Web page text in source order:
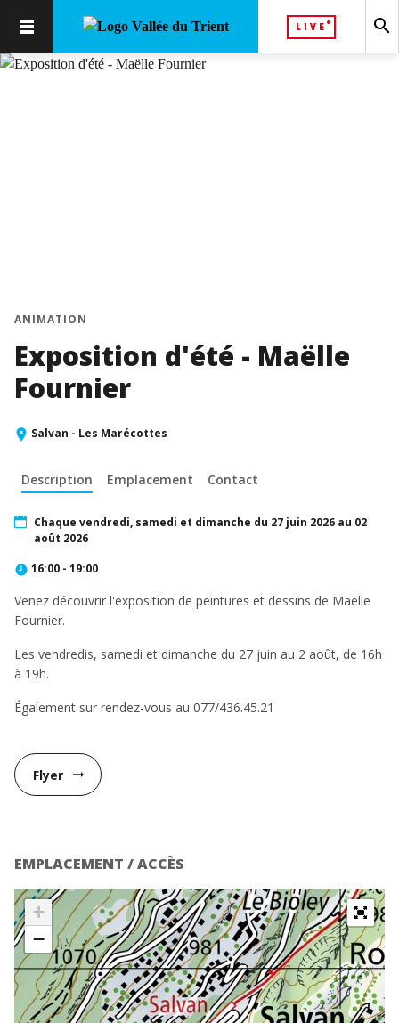
LIVE search
ANIMATION
Exposition d'été - Maëlle
Fournier
Salvan - Les Marécottes
Description Emplacement Contact
Chaque vendredi, samedi et dimanche du 27 juin 2026 au 02
août 2026
16:00 - 19:00
Venez découvrir l'exposition de peintures et dessins de Maëlle
Fournier.
Les vendredis, samedi et dimanche du 27 juin au 2 août, de 16h
à 19h.
Également sur rendez-vous au 077/436.45.21
Flyer arrow_right_alt
EMPLACEMENT / ACCÈS
+
−